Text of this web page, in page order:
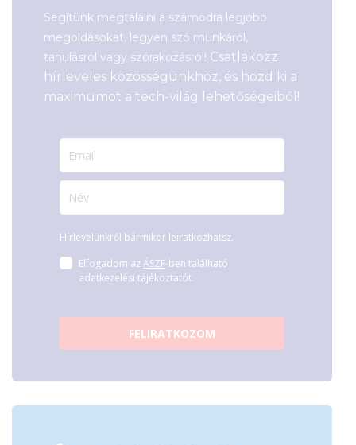
ÁFA:27%
Azonosító:52061
164 990Ft
ÁFA:27%
Azonosító:
63 300Ft
Segítünk megtalálni a számodra legjobb
megoldásokat, legyen szó munkáról,
tanulásról vagy szórakozásról! Csatlakozz
hírleveles közösségünkhöz, és hozd ki a
maximumot a tech-világ lehetőségeiből!
Hírlevelünkről bármikor leiratkozhatsz.
Elfogadom az ÁSZF-ben található
adatkezelési tájékoztatót.
FELIRATKOZOM